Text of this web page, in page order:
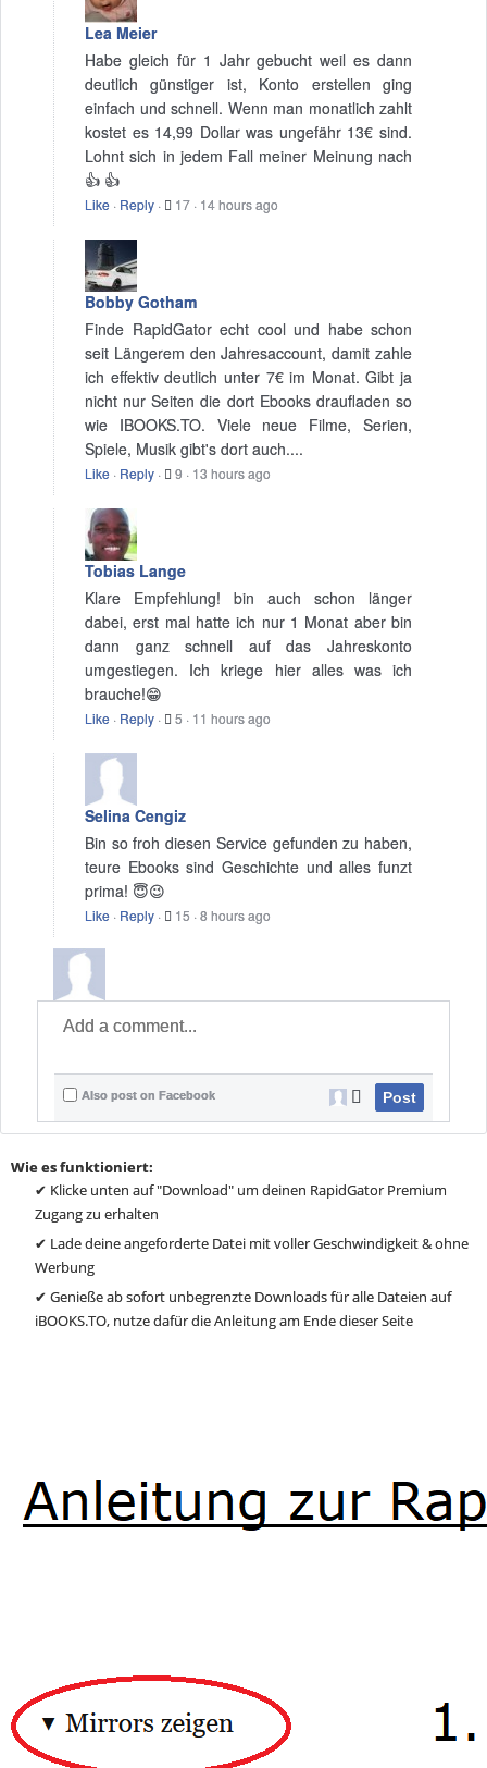
Lea Meier
Habe gleich für 1 Jahr gebucht weil es dann
deutlich günstiger ist, Konto erstellen ging
einfach und schnell. Wenn man monatlich zahlt
kostet es 14,99 Dollar was ungefähr 13€ sind.
Lohnt sich in jedem Fall meiner Meinung nach
👍 👍
Like · Reply · 17 · 14 hours ago
Bobby Gotham
Finde RapidGator echt cool und habe schon
seit Längerem den Jahresaccount, damit zahle
ich effektiv deutlich unter 7€ im Monat. Gibt ja
nicht nur Seiten die dort Ebooks draufladen so
wie IBOOKS.TO. Viele neue Filme, Serien,
Spiele, Musik gibt's dort auch....
Like · Reply · 9 · 13 hours ago
Tobias Lange
Klare Empfehlung! bin auch schon länger
dabei, erst mal hatte ich nur 1 Monat aber bin
dann ganz schnell auf das Jahreskonto
umgestiegen. Ich kriege hier alles was ich
brauche!😁
Like · Reply · 5 · 11 hours ago
Selina Cengiz
Bin so froh diesen Service gefunden zu haben,
teure Ebooks sind Geschichte und alles funzt
prima! 😇😉
Like · Reply · 15 ·8 hours ago
Also post on Facebook Post
Wie es funktioniert:
✔ Klicke unten auf "Download" um deinen RapidGator Premium
Zugang zu erhalten
✔ Lade deine angeforderte Datei mit voller Geschwindigkeit & ohne
Werbung
✔ Genieße ab sofort unbegrenzte Downloads für alle Dateien auf
iBOOKS.TO, nutze dafür die Anleitung am Ende dieser Seite